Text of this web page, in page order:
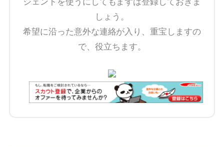
しょう。
希望に沿った意外な連絡が入り、重宝しますの
で、役立ちます。